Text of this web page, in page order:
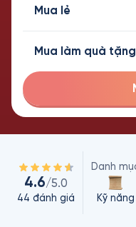
Mua lẻ
Mua làm quà tặng
4.6/5.0
44 đánh giá
Danh
Kỹ năng